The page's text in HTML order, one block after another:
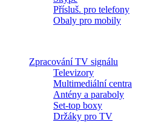
Přísluš. pro telefony
Obaly pro mobily
Zpracování TV signálu
Televizory
Multimediální centra
Antény a paraboly
Set-top boxy
Držáky pro TV